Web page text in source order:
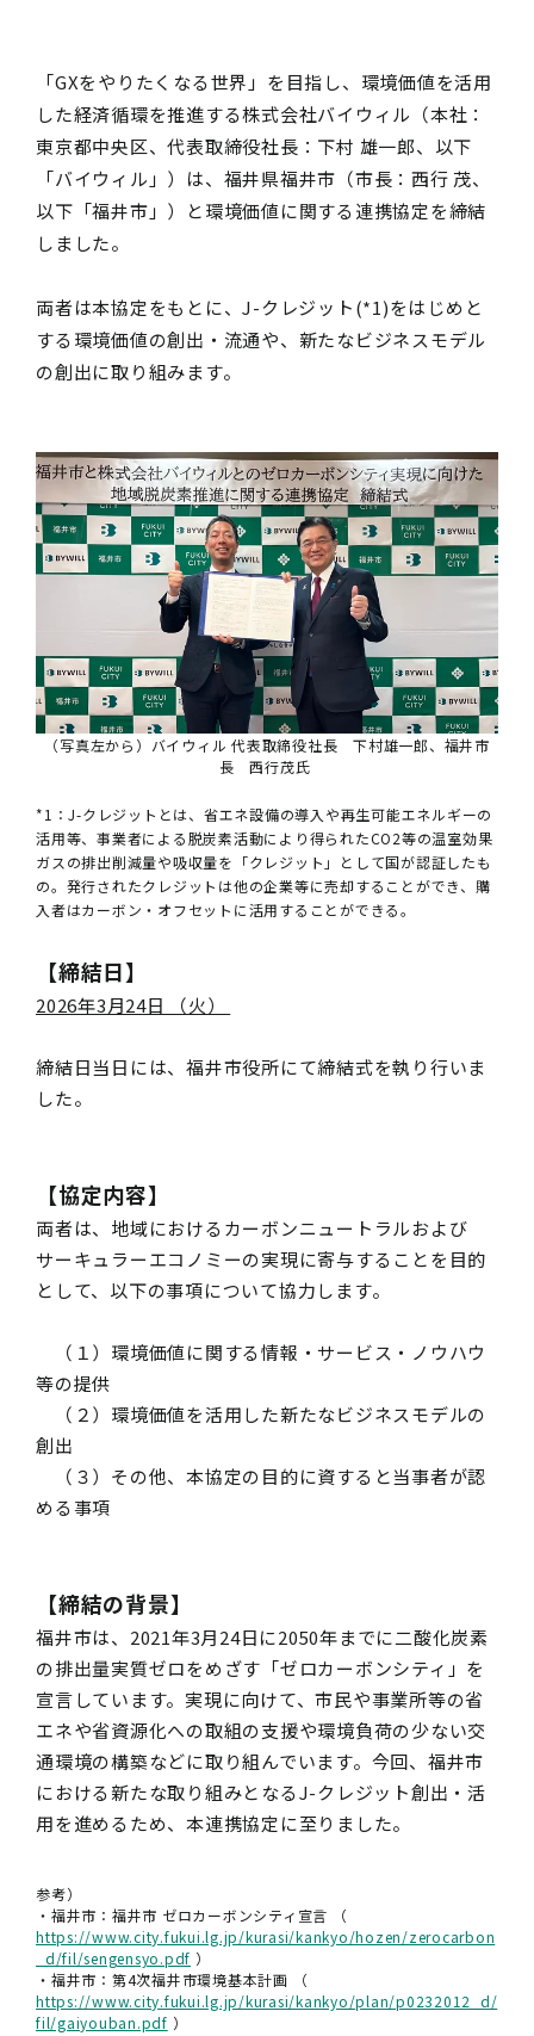
「GXをやりたくなる世界」を目指し、環境価値を活用
した経済循環を推進する株式会社バイウィル（本社：
東京都中央区、代表取締役社長：下村 雄一郎、以下
「バイウィル」）は、福井県福井市（市長：西行 茂、
以下「福井市」）と環境価値に関する連携協定を締結
しました。
両者は本協定をもとに、J-クレジット(*1)をはじめと
する環境価値の創出・流通や、新たなビジネスモデル
の創出に取り組みます。
（写真左から）バイウィル 代表取締役社長 下村雄一郎、福井市
長 西行茂氏
*1：J-クレジットとは、省エネ設備の導入や再生可能エネルギーの
活用等、事業者による脱炭素活動により得られたCO2等の温室効果
ガスの排出削減量や吸収量を「クレジット」として国が認証したも
の。発行されたクレジットは他の企業等に売却することができ、購
入者はカーボン・オフセットに活用することができる。
【締結日】
2026年3月24日 （火）
締結日当日には、福井市役所にて締結式を執り行いま
した。
【協定内容】
両者は、地域におけるカーボンニュートラルおよび
サーキュラーエコノミーの実現に寄与することを目的
として、以下の事項について協力します。
（１）環境価値に関する情報・サービス・ノウハウ
等の提供
（２）環境価値を活用した新たなビジネスモデルの
創出
（３）その他、本協定の目的に資すると当事者が認
める事項
【締結の背景】
福井市は、2021年3月24日に2050年までに二酸化炭素
の排出量実質ゼロをめざす「ゼロカーボンシティ」を
宣言しています。実現に向けて、市民や事業所等の省
エネや省資源化への取組の支援や環境負荷の少ない交
通環境の構築などに取り組んでいます。今回、福井市
における新たな取り組みとなるJ-クレジット創出・活
用を進めるため、本連携協定に至りました。
参考）
・福井市：福井市 ゼロカーボンシティ宣言
（
https://www.city.fukui.lg.jp/kurasi/kankyo/hozen/zerocarbon
_d/fil/sengensyo.pdf ）
・福井市：第4次福井市環境基本計画
（
https://www.city.fukui.lg.jp/kurasi/kankyo/plan/p0232012_d/
fil/gaiyouban.pdf ）